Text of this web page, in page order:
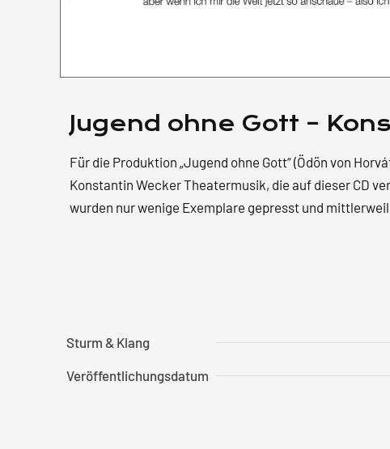
Jugend ohne Gott –
Für die Produktion „Jugend ohne Gott“ (Ödön von
Konstantin Wecker Theatermusik, die auf dieser CD
wurden nur wenige Exemplare gepresst und
Sturm & Klang
Veröffentlichungsdatum